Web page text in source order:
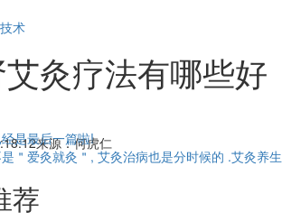
术
灸疗法有哪些好
来源：何虎仁
是最后一篇啦!
＂爱灸就灸＂, 艾灸治病也是分时候的 .艾灸养生
荐